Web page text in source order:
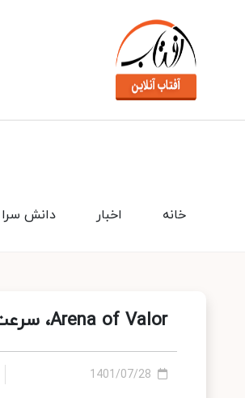
دانش سرا اخبار خانه
Arena of Valor، سرعت، هیجان، اعتیاد!
1401/07/28